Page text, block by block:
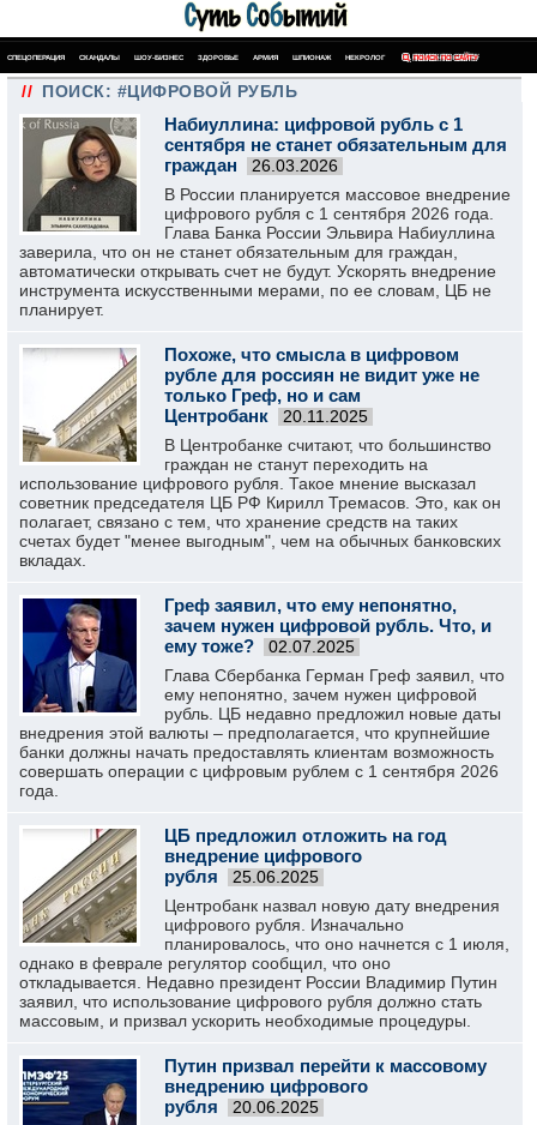
СПЕЦОПЕРАЦИЯ СКАНДАЛЫ ШОУ-БИЗНЕС ЗДОРОВЬЕ АРМИЯ ШПИОНАЖ НЕКРОЛОГ ПОИСК ПО САЙТУ
// ПОИСК: #ЦИФРОВОЙ РУБЛЬ
Набиуллина: цифровой рубль с 1
сентября не станет обязательным для
граждан
26.03.2026
В России планируется массовое внедрение
цифрового рубля с 1 сентября 2026 года.
Глава Банка России Эльвира Набиуллина
заверила, что он не станет обязательным для граждан,
автоматически открывать счет не будут. Ускорять внедрение
инструмента искусственными мерами, по ее словам, ЦБ не
планирует.
Похоже, что смысла в цифровом
рубле для россиян не видит уже не
только Греф, но и сам
Центробанк
20.11.2025
В Центробанке считают, что большинство
граждан не станут переходить на
использование цифрового рубля. Такое мнение высказал
советник председателя ЦБ РФ Кирилл Тремасов. Это, как он
полагает, связано с тем, что хранение средств на таких
счетах будет "менее выгодным", чем на обычных банковских
вкладах.
Греф заявил, что ему непонятно,
зачем нужен цифровой рубль. Что, и
ему тоже?
02.07.2025
Глава Сбербанка Герман Греф заявил, что
ему непонятно, зачем нужен цифровой
рубль. ЦБ недавно предложил новые даты
внедрения этой валюты – предполагается, что крупнейшие
банки должны начать предоставлять клиентам возможность
совершать операции с цифровым рублем с 1 сентября 2026
года.
ЦБ предложил отложить на год
внедрение цифрового
рубля
25.06.2025
Центробанк назвал новую дату внедрения
цифрового рубля. Изначально
планировалось, что оно начнется с 1 июля,
однако в феврале регулятор сообщил, что оно
откладывается. Недавно президент России Владимир Путин
заявил, что использование цифрового рубля должно стать
массовым, и призвал ускорить необходимые процедуры.
Путин призвал перейти к массовому
внедрению цифрового
рубля
20.06.2025